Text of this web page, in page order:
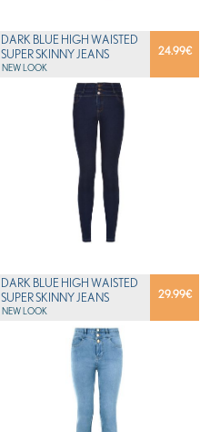
24.99€
DARK BLUE HIGH WAISTED
SUPER SKINNY JEANS
NEW LOOK
29.99€
DARK BLUE HIGH WAISTED
SUPER SKINNY JEANS
NEW LOOK